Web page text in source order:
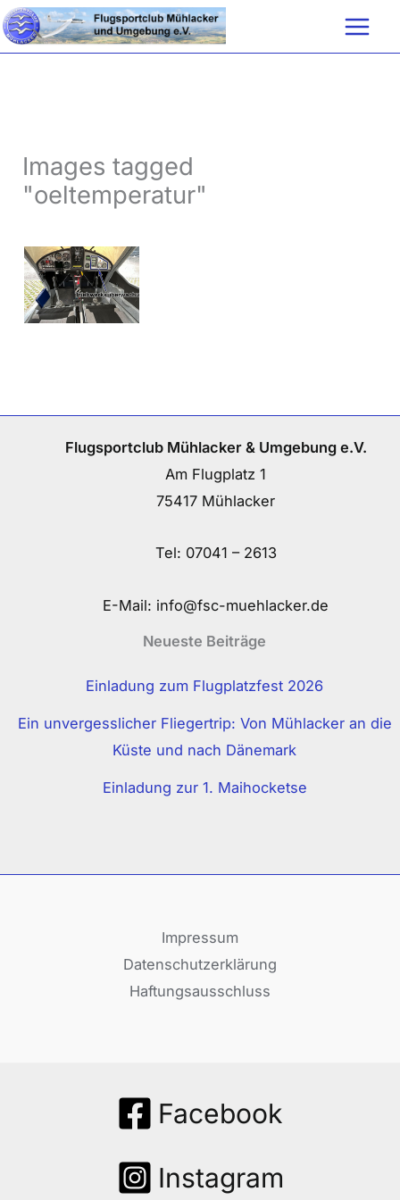
Zum
Inhalt
Images tagged
"oeltemperatur"
Flugsportclub Mühlacker & Umgebung e.V.
Am Flugplatz 1
75417 Mühlacker
Tel: 07041 – 2613
E-Mail: info@fsc-muehlacker.de
Neueste Beiträge
Einladung zum Flugplatzfest 2026
Ein unvergesslicher Fliegertrip: Von Mühlacker an die
Küste und nach Dänemark
Einladung zur 1. Maihocketse
Impressum
Datenschutzerklärung
Haftungsausschluss
Facebook
Instagram